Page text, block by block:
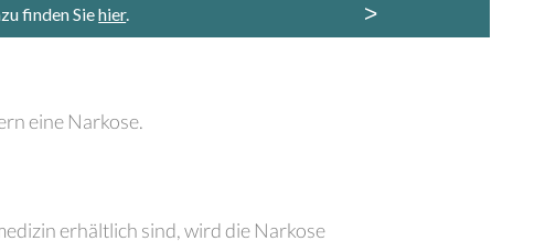
>
finden Siehier.
eine Narkose.
erhältlich sind, wird die Narkose